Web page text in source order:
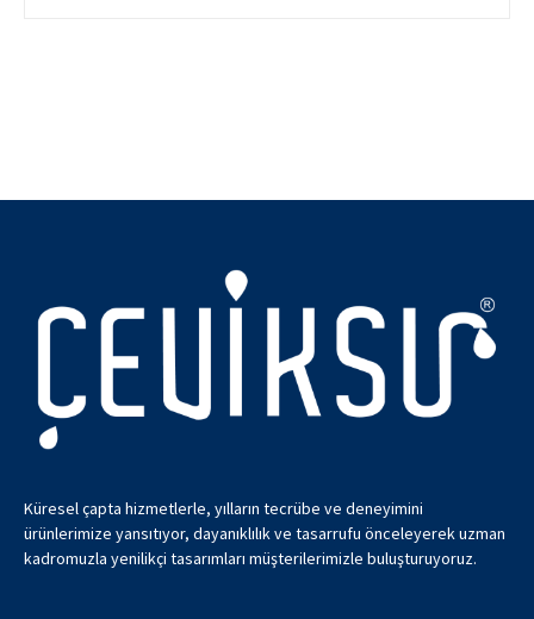
Küresel çapta hizmetlerle, yılların tecrübe ve deneyimini
ürünlerimize yansıtıyor, dayanıklılık ve tasarrufu önceleyerek uzman
kadromuzla yenilikçi tasarımları müşterilerimizle buluşturuyoruz.